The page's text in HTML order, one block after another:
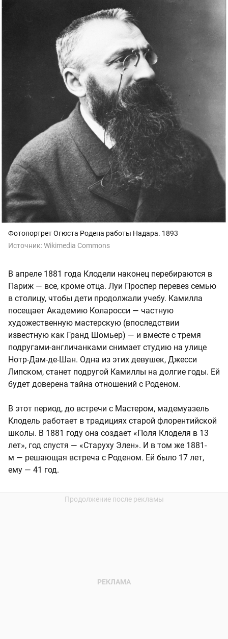
Фотопортрет Огюста Родена работы Надара. 1893
Источник:Wikimedia Commons
В апреле 1881 года Клодели наконец перебираются в
Париж — все, кроме отца. Луи Проспер перевез семью
в столицу, чтобы дети продолжали учебу. Камилла
посещает Академию Коларосси — частную
художественную мастерскую (впоследствии
известную как Гранд Шомьер) — и вместе с тремя
подругами-англичанками снимает студию на улице
Нотр-Дам-де-Шан. Одна из этих девушек, Джесси
Липском, станет подругой Камиллы на долгие годы. Ей
будет доверена тайна отношений с Роденом.
В этот период, до встречи с Мастером, мадемуазель
Клодель работает в традициях старой флорентийской
школы. В 1881 году она создает «Поля Клоделя в 13
лет», год спустя — «Старуху Элен». И в том же 1881-
м — решающая встреча с Роденом. Ей было 17 лет,
ему — 41 год.